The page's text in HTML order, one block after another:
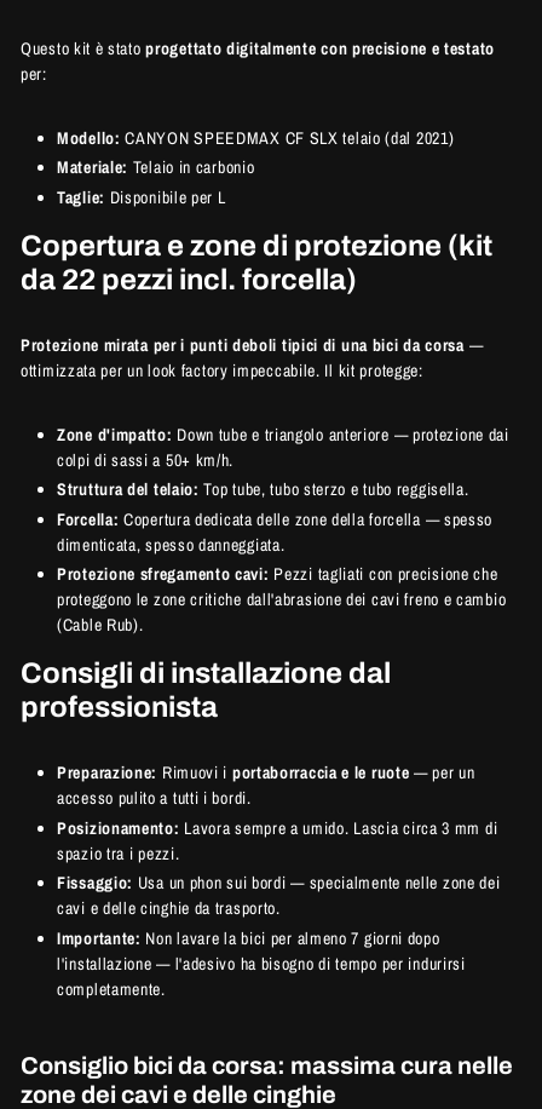
Questo kit è statoprogettato digitalmente con precisione e testato
per:
Modello: CANYON SPEEDMAX CF SLX telaio (dal 2021)
Materiale: Telaio in carbonio
Taglie: Disponibile per L
Copertura e zone di protezione (kit
da 22 pezzi incl. forcella)
Protezione mirata per i punti deboli tipici di una bici da corsa —
ottimizzata per un look factory impeccabile. Il kit protegge:
Zone d'impatto: Down tube e triangolo anteriore — protezione dai
colpi di sassi a 50+ km/h.
Struttura del telaio: Top tube, tubo sterzo e tubo reggisella.
Forcella: Copertura dedicata delle zone della forcella — spesso
dimenticata, spesso danneggiata.
Protezione sfregamento cavi: Pezzi tagliati con precisione che
proteggono le zone critiche dall'abrasione dei cavi freno e cambio
(Cable Rub).
Consigli di installazione dal
professionista
Preparazione: Rimuovi i portaborraccia e le ruote — per un
accesso pulito a tutti i bordi.
Posizionamento: Lavora sempre a umido. Lascia circa 3 mm di
spazio tra i pezzi.
Fissaggio: Usa un phon sui bordi — specialmente nelle zone dei
cavi e delle cinghie da trasporto.
Importante: Non lavare la bici per almeno 7 giorni dopo
l'installazione — l'adesivo ha bisogno di tempo per indurirsi
completamente.
Consiglio bici da corsa: massima cura nelle
zone dei cavi e delle cinghie